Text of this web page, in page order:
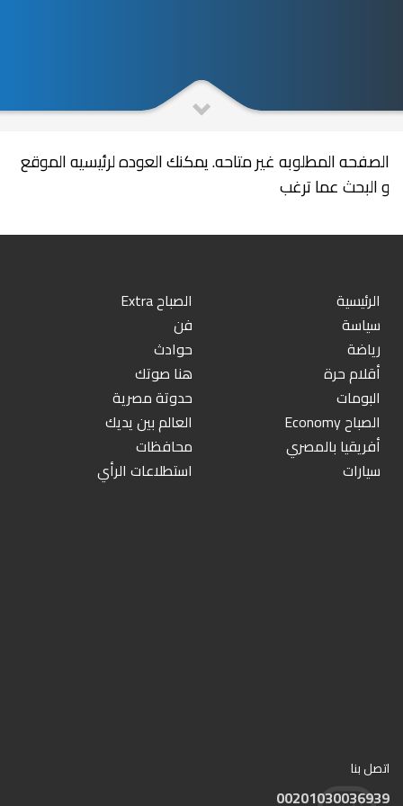
الصفحه المطلوبه غير متاحه. يمكنك العوده لرئيسيه الموقع
و البحث عما ترغب
الرئيسية
الصباح Extra
سياسة
فن
رياضة
حوادث
أقلام حرة
هنا صوتك
البومات
حدوتة مصرية
الصباح Economy
العالم بين يديك
أفريقيا بالمصري
محافظات
سيارات
استطلاعات الرأي
اتصل بنا
00201030036939